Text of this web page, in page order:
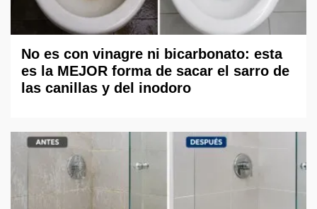
No es con vinagre ni bicarbonato: esta
es la MEJOR forma de sacar el sarro de
las canillas y del inodoro